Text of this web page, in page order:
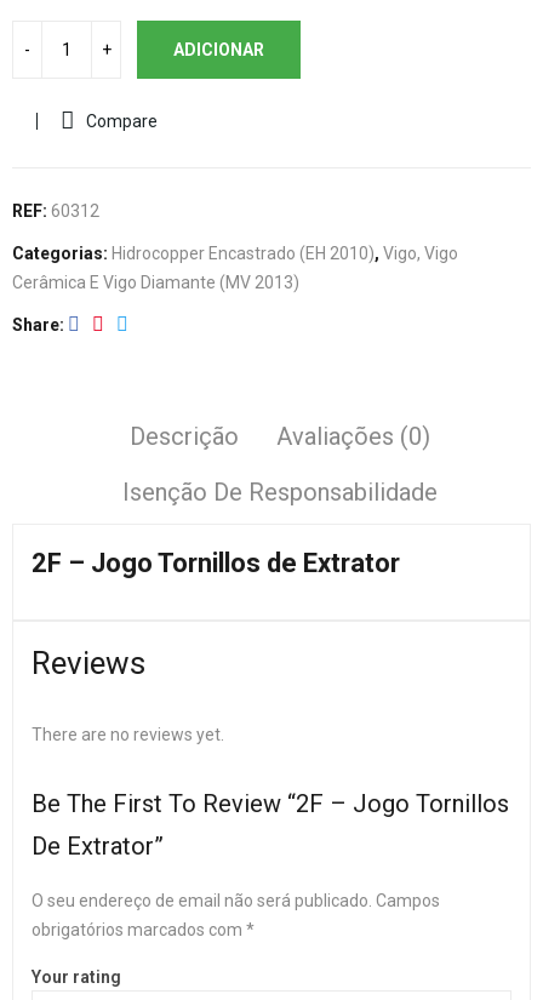
ADICIONAR
Compare
REF: 60312
Categorias: Hidrocopper Encastrado (EH 2010), Vigo, Vigo
Cerâmica E Vigo Diamante (MV 2013)
Share
Descrição
Avaliações (0)
Isenção De Responsabilidade
2F – Jogo Tornillos de Extrator
Reviews
There are no reviews yet.
Be The First To Review “2F – Jogo Tornillos
De Extrator”
O seu endereço de email não será publicado. Campos
obrigatórios marcados com *
Your rating